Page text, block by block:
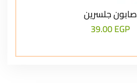
صابون جلسرين
39.00EGP